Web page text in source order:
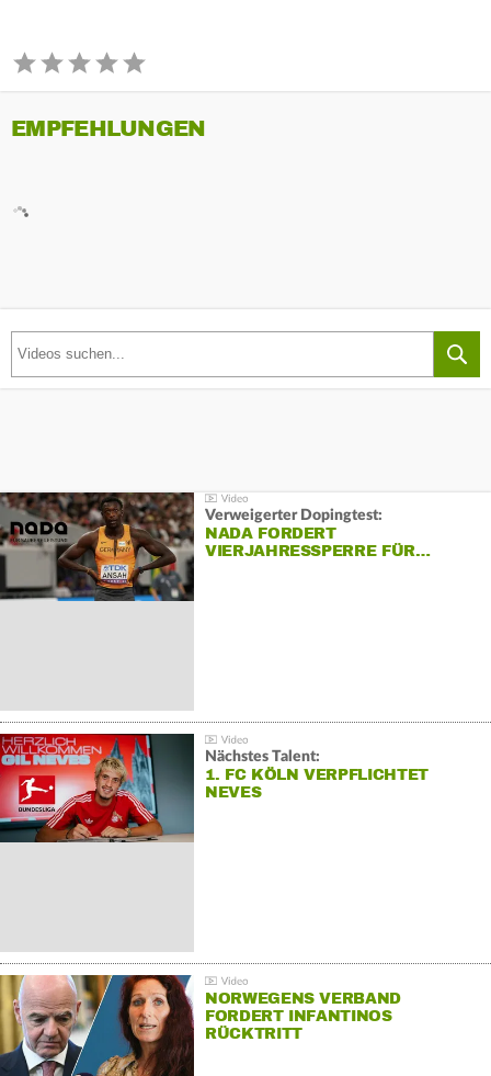
EMPFEHLUNGEN
Verweigerter Dopingtest:
NADA FORDERT
VIERJAHRESSPERRE FÜR…
Nächstes Talent:
1. FC KÖLN VERPFLICHTET
NEVES
NORWEGENS VERBAND
FORDERT INFANTINOS
RÜCKTRITT